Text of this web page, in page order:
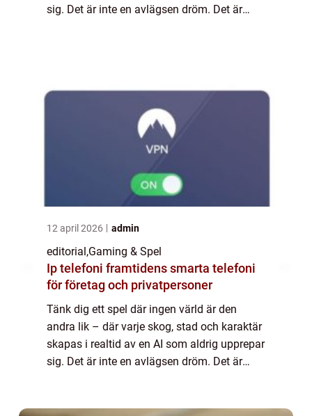
sig. Det är inte en avlägsen dröm. Det är
12 april 2026 admin
editorial ,Gaming & Spel
Ip telefoni framtidens smarta telefoni
för företag och privatpersoner
Tänk dig ett spel där ingen värld är den
andra lik – där varje skog, stad och karaktär
skapas i realtid av en AI som aldrig upprepar
sig. Det är inte en avlägsen dröm. Det är